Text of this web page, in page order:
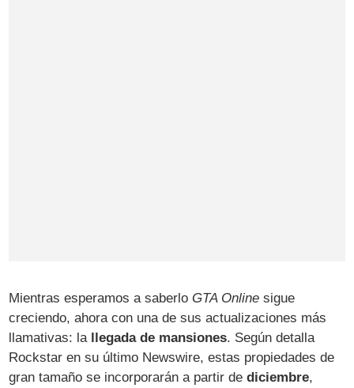
Mientras esperamos a saberloGTA Online sigue
creciendo, ahora con una de sus actualizaciones más
llamativas: la llegada de mansiones. Según detalla
Rockstar en su último Newswire, estas propiedades de
gran tamaño se incorporarán a partir dediciembre,